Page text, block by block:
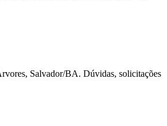
Salvador/BA. Dúvidas, solicitações